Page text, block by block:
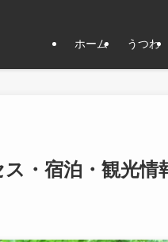
ホーム うつわ
ス・宿泊・観光情